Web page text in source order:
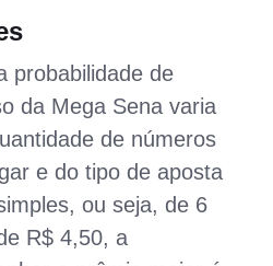
probabilidade de
da Mega Sena varia
de números
e do tipo de aposta
ou seja, de 6
R$ 4,50, a